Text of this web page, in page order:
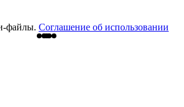
файлы. Соглашение об использовании